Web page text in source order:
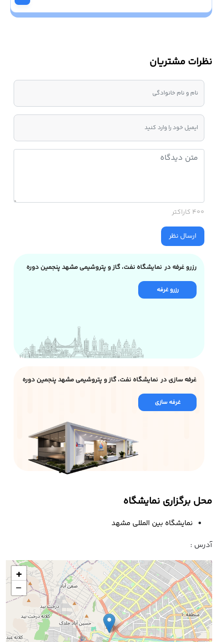
نظرات مشتریان
400 کاراکتر
ارسال نظر
رزرو غرفه در نمایشگاه نفت، گاز و پتروشیمی مشهد پنجمین دوره
رزرو غرفه
غرفه سازی در نمایشگاه نفت، گاز و پتروشیمی مشهد پنجمین دوره
غرفه سازی
محل برگزاری نمایشگاه
نمایشگاه بین المللی مشهد
آدرس :
+
−